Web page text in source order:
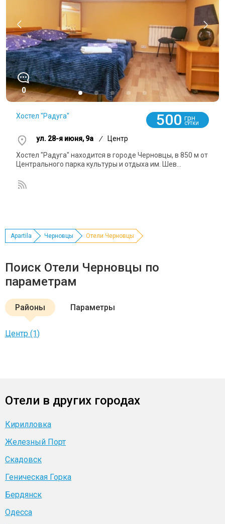
0
Хостел "Радуга" 500 грн
СУТКИ
ул. 28-я июня, 9а / Центр
Хостел "Радуга" находится в городе Черновцы, в 850 м от
Центрального парка культуры и отдыха им. Шев...
Apartila Черновцы Отели Черновцы
Поиск Отели Черновцы по
параметрам
Районы Параметры
Центр (1)
Отели в других городах
Кирилловка
Железный Порт
Скадовск
Геническая Горка
Бердянск
Одесса